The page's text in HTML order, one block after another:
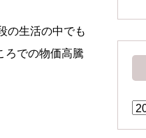
の生活の中でも
ろでの物価高騰
ア
ー
カ